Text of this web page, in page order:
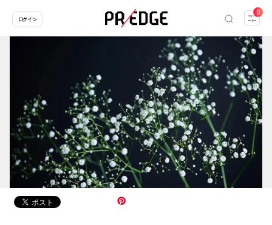
0
ログイン